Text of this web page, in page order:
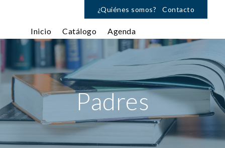
¿Quiénes somos? Contacto
Inicio Catálogo Agenda
Padres